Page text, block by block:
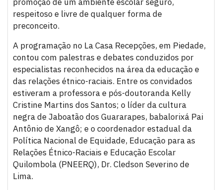
promoção de um ambiente escolar seguro,
respeitoso e livre de qualquer forma de
preconceito.
A programação no La Casa Recepções, em Piedade,
contou com palestras e debates conduzidos por
especialistas reconhecidos na área da educação e
das relações étnico-raciais. Entre os convidados
estiveram a professora e pós-doutoranda Kelly
Cristine Martins dos Santos; o líder da cultura
negra de Jaboatão dos Guararapes, babalorixá Pai
Antônio de Xangô; e o coordenador estadual da
Política Nacional de Equidade, Educação para as
Relações Étnico-Raciais e Educação Escolar
Quilombola (PNEERQ), Dr. Cledson Severino de
Lima.